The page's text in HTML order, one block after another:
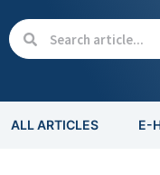
ALL ARTICLES E-